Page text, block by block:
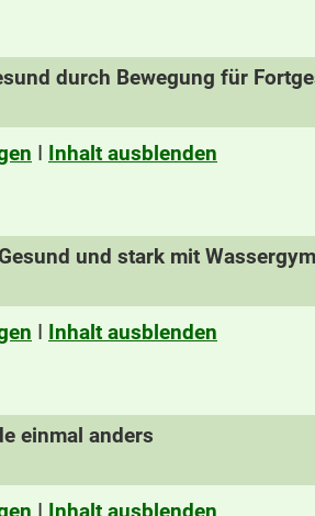
durch Bewegung für
I Inhalt ausblenden
und stark mit
I Inhalt ausblenden
einmal anders